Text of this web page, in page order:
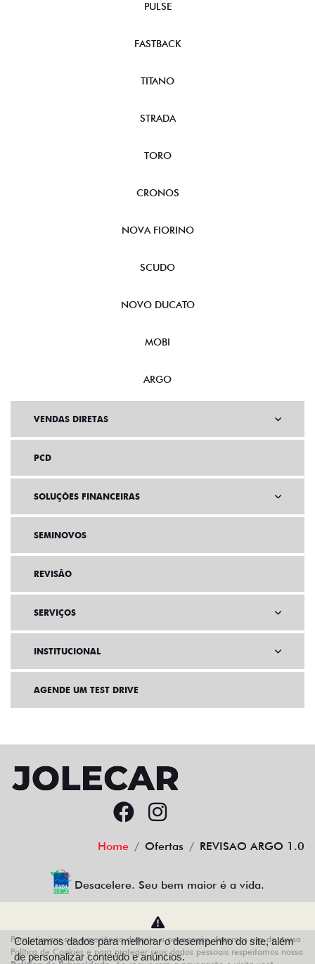
PULSE
FASTBACK
TITANO
STRADA
TORO
CRONOS
NOVA FIORINO
SCUDO
NOVO DUCATO
MOBI
ARGO
VENDAS DIRETAS
PCD
SOLUÇÕES FINANCEIRAS
SEMINOVOS
REVISÃO
SERVIÇOS
INSTITUCIONAL
AGENDE UM TEST DRIVE
Home Ofertas REVISAO ARGO 1.0
Desacelere. Seu bem maior é a vida.
AZZURRA VEICULOS LTDA
Para otimizar sua experiência durante a navegação, fazemos uso de nossa
Política de Cookies e para proteger seus dados pessoais respeitamos nossa
Coletamos dados para melhorar o desempenho do site, além
de personalizar conteúdo e anúncios.